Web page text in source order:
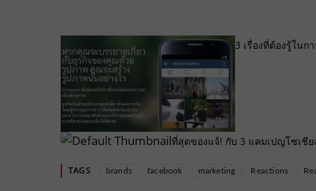
3 เรื่องที่ต้องรู้ใน
ที่สุดของแจ้! กับ 3 แคมเปญโซเชี
TAGS brands facebook marketing Reactions